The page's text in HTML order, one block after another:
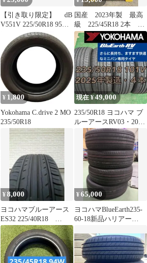
【引き取り限定】 dB
V551V 225/50R18 95V
24年製
国産 2023年製 最高
級 225/45R18 2本 ク
ラウン プリウスα
¥ 1,800
Yokohama C.drive 2 MO
235/50R18
現在 ¥49,000
235/50R18 ヨコハマ ブ
ルーアースRV03・2025
年製造４本
¥8,000
ヨコハマブルーアース
ES32 225/40R18
92W 24年製造
¥65,000
ヨコハマBlueEarth235-
60-18新品ハリアー